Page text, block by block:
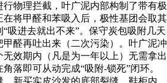
物理拦截，叶广泥内部构制了带有极
将甲醛和苯吸入后，极性基团会取其
吸进去就出不来”。保守炭包吸附几天
醛再吐出来（二次污染）。叶广泥冲
效期内（凡是为一年以上）无需拿出
落即可从动完成“吸附-锁死”闭环。
新买实皮沙发的底部裂缝、鞋柜内